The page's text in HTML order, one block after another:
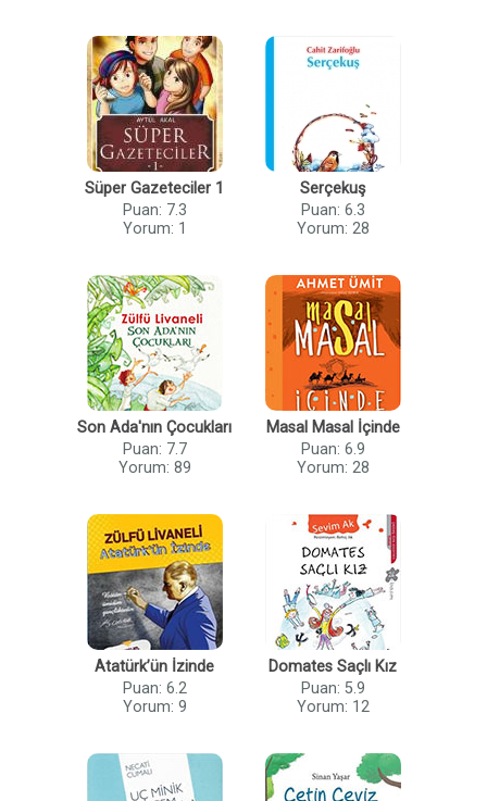
Süper Gazeteciler 1
Puan: 7.3
Yorum: 1
Serçekuş
Puan: 6.3
Yorum: 28
Son Ada'nın Çocukları
Puan: 7.7
Yorum: 89
Masal Masal İçinde
Puan: 6.9
Yorum: 28
Atatürk’ün İzinde
Puan: 6.2
Yorum: 9
Domates Saçlı Kız
Puan: 5.9
Yorum: 12